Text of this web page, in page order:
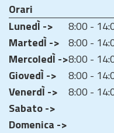
Orari
LunedÌ ->
8:00 -
MartedÌ -> 8:00 -
MercoledÌ ->8:00 -
GiovedÌ ->
8:00 -
VenerdÌ ->
8:00 -
Sabato ->
Domenica ->